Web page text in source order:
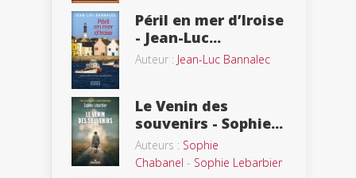
Péril en mer d’Iroise
- Jean-Luc...
Auteur : Jean-Luc Bannalec
Le Venin des
souvenirs - Sophie...
Auteurs : Sophie
Chabanel - Sophie Lebarbier